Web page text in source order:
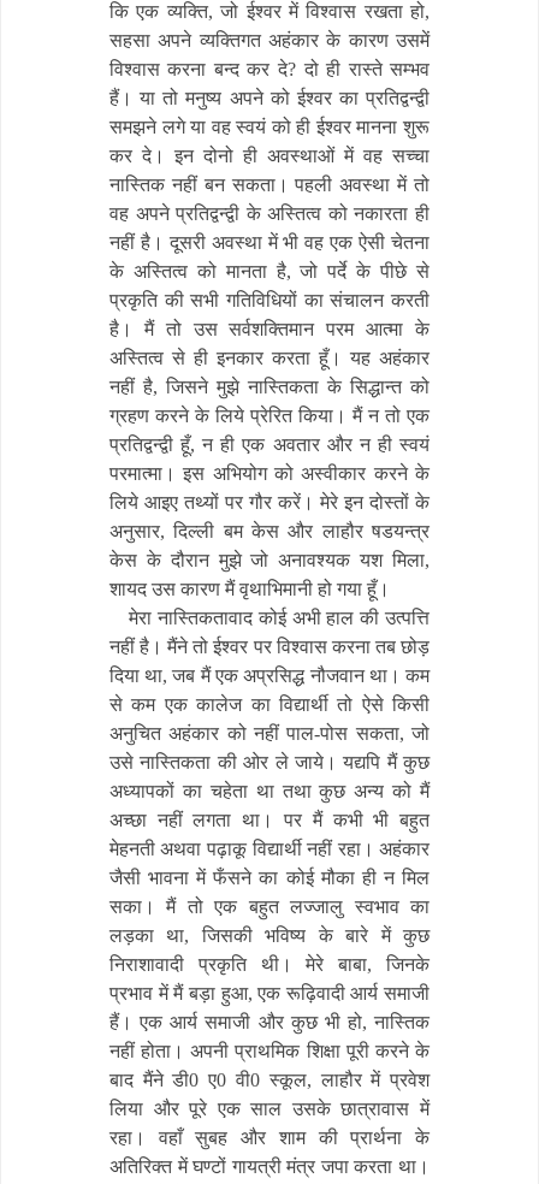
कि एक व्यक्ति, जो ईश्वर में विश्वास रखता हो,
सहसा अपने व्यक्तिगत अहंकार के कारण उसमें
विश्वास करना बन्द कर दे? दो ही रास्ते सम्भव
हैं। या तो मनुष्य अपने को ईश्वर का प्रतिद्वन्द्वी
समझने लगे या वह स्वयं को ही ईश्वर मानना शुरू
कर दे। इन दोनो ही अवस्थाओं में वह सच्चा
नास्तिक नहीं बन सकता। पहली अवस्था में तो
वह अपने प्रतिद्वन्द्वी के अस्तित्व को नकारता ही
नहीं है। दूसरी अवस्था में भी वह एक ऐसी चेतना
के अस्तित्व को मानता है, जो पर्दे के पीछे से
प्रकृति की सभी गतिविधियों का संचालन करती
है। मैं तो उस सर्वशक्तिमान परम आत्मा के
अस्तित्व से ही इनकार करता हूँ। यह अहंकार
नहीं है, जिसने मुझे नास्तिकता के सिद्धान्त को
ग्रहण करने के लिये प्रेरित किया। मैं न तो एक
प्रतिद्वन्द्वी हूँ, न ही एक अवतार और न ही स्वयं
परमात्मा। इस अभियोग को अस्वीकार करने के
लिये आइए तथ्यों पर गौर करें। मेरे इन दोस्तों के
अनुसार, दिल्ली बम केस और लाहौर षडयन्त्र
केस के दौरान मुझे जो अनावश्यक यश मिला,
शायद उस कारण मैं वृथाभिमानी हो गया हूँ।
मेरा नास्तिकतावाद कोई अभी हाल की उत्पत्ति
नहीं है। मैंने तो ईश्वर पर विश्वास करना तब छोड़
दिया था, जब मैं एक अप्रसिद्ध नौजवान था। कम
से कम एक कालेज का विद्यार्थी तो ऐसे किसी
अनुचित अहंकार को नहीं पाल-पोस सकता, जो
उसे नास्तिकता की ओर ले जाये। यद्यपि मैं कुछ
अध्यापकों का चहेता था तथा कुछ अन्य को मैं
अच्छा नहीं लगता था। पर मैं कभी भी बहुत
मेहनती अथवा पढ़ाकू विद्यार्थी नहीं रहा। अहंकार
जैसी भावना में फँसने का कोई मौका ही न मिल
सका। मैं तो एक बहुत लज्जालु स्वभाव का
लड़का था, जिसकी भविष्य के बारे में कुछ
निराशावादी प्रकृति थी। मेरे बाबा, जिनके
प्रभाव में मैं बड़ा हुआ, एक रूढ़िवादी आर्य समाजी
हैं। एक आर्य समाजी और कुछ भी हो, नास्तिक
नहीं होता। अपनी प्राथमिक शिक्षा पूरी करने के
बाद मैंने डी0 ए0 वी0 स्कूल, लाहौर में प्रवेश
लिया और पूरे एक साल उसके छात्रावास में
रहा। वहाँ सुबह और शाम की प्रार्थना के
अतिरिक्त में घण्टों गायत्री मंत्र जपा करता था।